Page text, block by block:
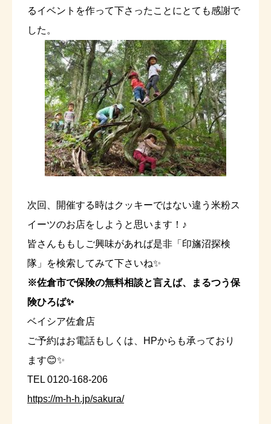
るイベントを作って下さったことにとても感謝で
した。
次回、開催する時はクッキーではない違う米粉ス
イーツのお店をしようと思います！♪
皆さんももしご興味があれば是非「印旛沼探検
隊」を検索してみて下さいね✨
※佐倉市で保険の無料相談と言えば、まるつう保
険ひろば✨
ベイシア佐倉店
ご予約はお電話もしくは、HPからも承っており
ます😊✨
TEL 0120-168-206
https://m-h-h.jp/sakura/